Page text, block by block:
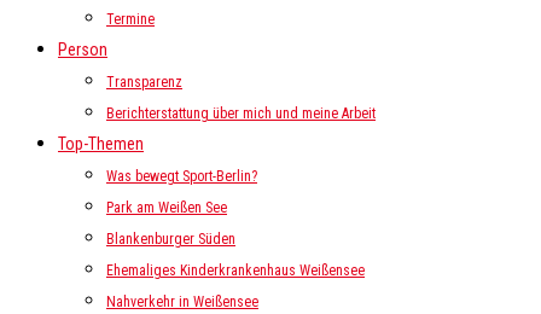
Termine
Person
Transparenz
Berichterstattung über mich und meine Arbeit
Top-Themen
Was bewegt Sport-Berlin?
Park am Weißen See
Blankenburger Süden
Ehemaliges Kinderkrankenhaus Weißensee
Nahverkehr in Weißensee